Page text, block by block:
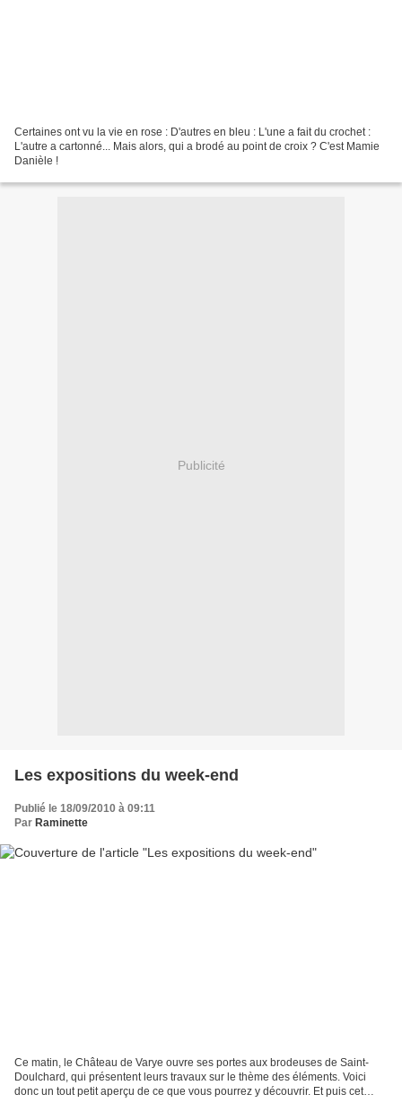
Certaines ont vu la vie en rose : D'autres en bleu : L'une a fait du crochet :
L'autre a cartonné... Mais alors, qui a brodé au point de croix ? C'est Mamie
Danièle !
Publicité
Les expositions du week-end
Publié le 18/09/2010 à 09:11
Par Raminette
Ce matin, le Château de Varye ouvre ses portes aux brodeuses de Saint-
Doulchard, qui présentent leurs travaux sur le thème des éléments. Voici
donc un tout petit aperçu de ce que vous pourrez y découvrir. Et puis cet